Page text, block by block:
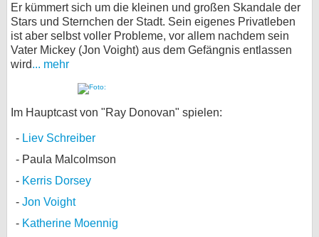
Er kümmert sich um die kleinen und großen Skandale der
Stars und Sternchen der Stadt. Sein eigenes Privatleben
ist aber selbst voller Probleme, vor allem nachdem sein
Vater Mickey (Jon Voight) aus dem Gefängnis entlassen
wird... mehr
Im Hauptcast von "Ray Donovan" spielen:
Liev Schreiber
Paula Malcolmson
Kerris Dorsey
Jon Voight
Katherine Moennig